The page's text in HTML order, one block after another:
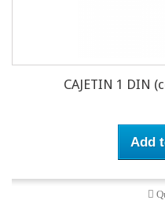
CAJETIN 1 DIN
Add